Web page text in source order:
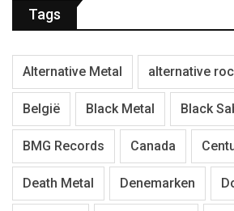
Tags
Alternative Metal alternative
België Black Metal Black
BMG Records Canada
Death Metal Denemarken